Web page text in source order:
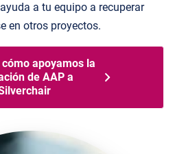
a tu equipo a recuperar
en otros proyectos.
cómo apoyamos la
de AAP a